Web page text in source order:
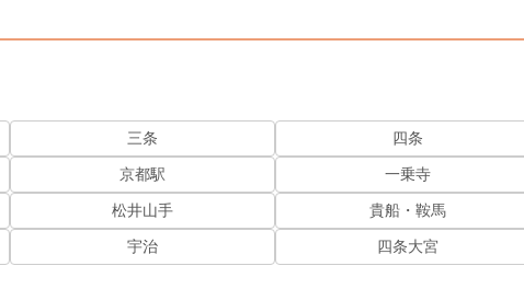
三条 四条
京都駅 一乗寺
松井山手 貴船・鞍馬
宇治 四条大宮